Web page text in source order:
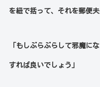
を紐で括って、それを郵便夫
「もしぶらぶらして邪魔に
すれば良いでしょう」